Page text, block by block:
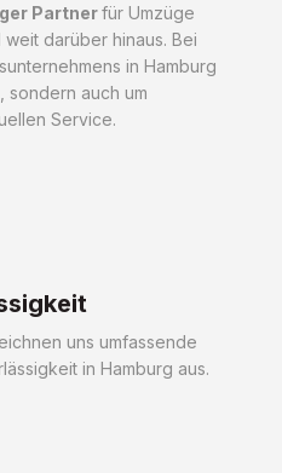
Partnerfür Umzüge
darüber hinaus. Bei
in Hamburg
sondern auch um
Service.
uns umfassende
in Hamburg aus.